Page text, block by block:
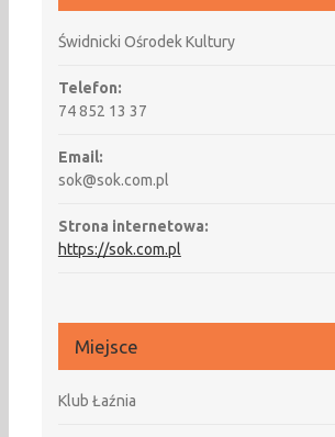
Świdnicki Ośrodek Kultury
Telefon:
74 852 13 37
Email:
sok@sok.com.pl
Strona internetowa:
https://sok.com.pl
Miejsce
Klub Łaźnia